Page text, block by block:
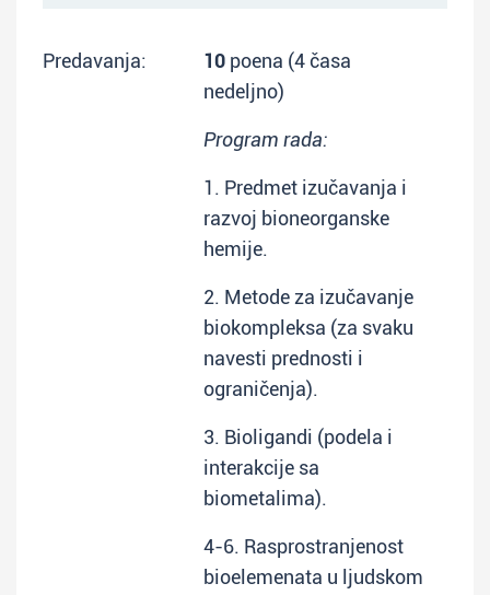
Predavanja: 10 poena (4 časa
nedeljno)
Program rada:
1. Predmet izučavanja i
razvoj bioneorganske
hemije.
2. Metode za izučavanje
biokompleksa (za svaku
navesti prednosti i
ograničenja).
3. Bioligandi (podela i
interakcije sa
biometalima).
4-6. Rasprostranjenost
bioelemenata u ljudskom